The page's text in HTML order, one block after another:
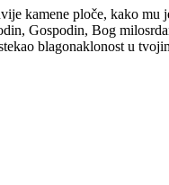
kamene ploče, kako
Gospodin, Bog
blagonaklonost u